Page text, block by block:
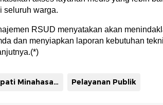
seluruh warga.
RSUD menyatakan akan
dan menyiapkan laporan kebutuhan
Bupati Minahasa Robby Dondokambey Pelayanan Publik